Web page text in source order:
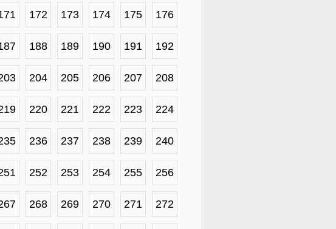
172 173 174 175 176
188 189 190 191 192
204 205 206 207 208
220 221 222 223 224
236 237 238 239 240
252 253 254 255 256
268 269 270 271 272